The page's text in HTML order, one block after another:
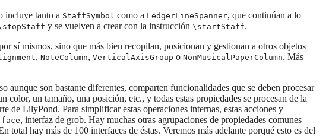
incluye tanto a StaffSymbol como a LedgerLineSpanner, que continúan a lo
y se vuelven a crear con la instrucción \startStaff.
sí mismos, sino que más bien recopilan, posicionan y gestionan a otros objetos
, NoteColumn, VerticalAxisGroup o NonMusicalPaperColumn. Más
aunque son bastante diferentes, comparten funcionalidades que se deben procesar
un tamaño, una posición, etc., y todas estas propiedades se procesan de la
de LilyPond. Para simplificar estas operaciones internas, estas acciones y
, interfaz de grob. Hay muchas otras agrupaciones de propiedades comunes
total hay más de 100 interfaces de éstas. Veremos más adelante porqué esto es del